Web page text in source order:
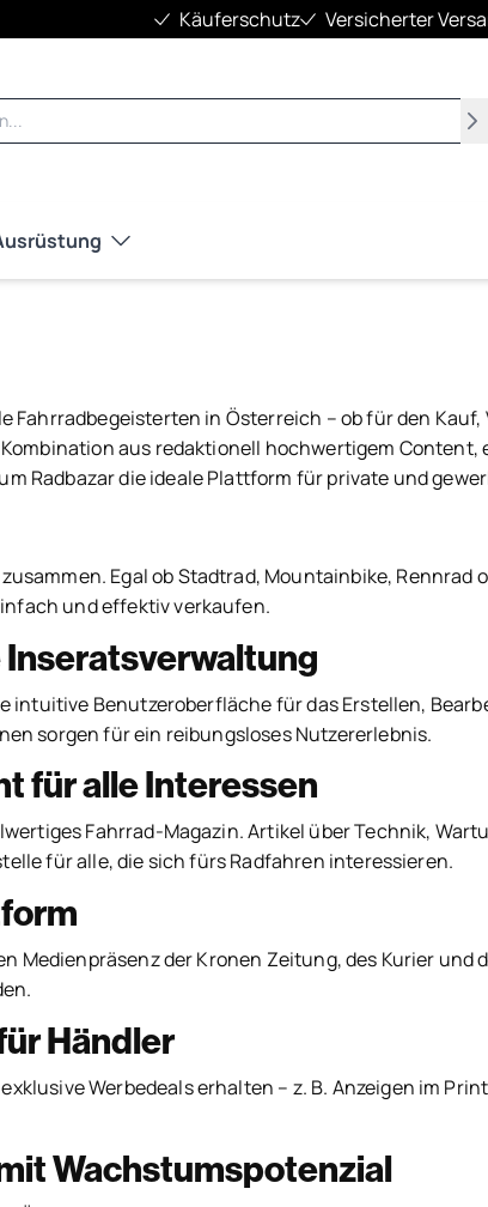
Käuferschutz Versicherter
in Österreich – ob für den
aus redaktionell hochwertigem
Radbazar die ideale Plattform für private und
Egal ob Stadtrad, Mountainbike, Rennrad
und effektiv verkaufen.
intuitive Benutzeroberfläche für das Erstellen,
sorgen für ein reibungsloses Nutzererlebnis.
für alle Interessen
Fahrrad-Magazin. Artikel über Technik,
für alle, die sich fürs Radfahren interessieren.
Medienpräsenz der Kronen Zeitung, des Kurier
Händler
Werbedeals erhalten – z. B. Anzeigen im
Wachstumspotenzial